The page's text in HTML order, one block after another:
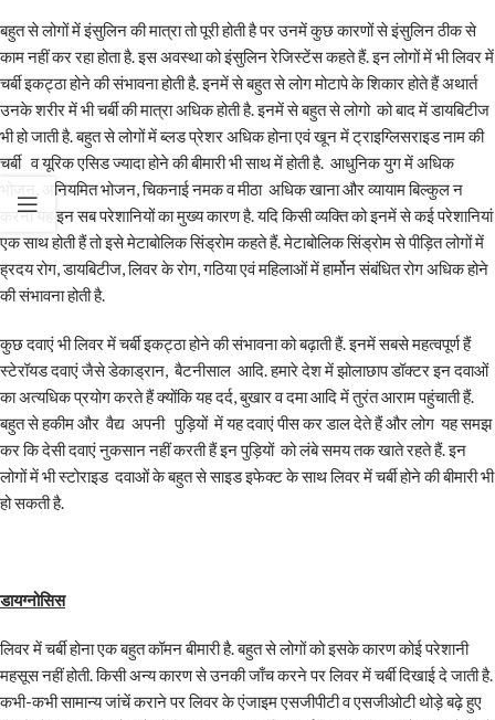
बहुत से लोगों में इंसुलिन की मात्रा तो पूरी होती है पर उनमें कुछ कारणों से इंसुलिन ठीक से
काम नहीं कर रहा होता है. इस अवस्था को इंसुलिन रेजिस्टेंस कहते हैं. इन लोगों में भी लिवर में
चर्बी इकट्ठा होने की संभावना होती है. इनमें से बहुत से लोग मोटापे के शिकार होते हैं अथार्त
उनके शरीर में भी चर्बी की मात्रा अधिक होती है. इनमें से बहुत से लोगो को बाद में डायबिटीज
भी हो जाती है. बहुत से लोगों में ब्लड प्रेशर अधिक होना एवं खून में ट्राइग्लिसराइड नाम की
चर्बी व यूरिक एसिड ज्यादा होने की बीमारी भी साथ में होती है. आधुनिक युग में अधिक
भोजन, अनियमित भोजन, चिकनाई नमक व मीठा अधिक खाना और व्यायाम बिल्कुल न
करना यह इन सब परेशानियों का मुख्य कारण है. यदि किसी व्यक्ति को इनमें से कई परेशानियां
एक साथ होती हैं तो इसे मेटाबोलिक सिंड्रोम कहते हैं. मेटाबोलिक सिंड्रोम से पीड़ित लोगों में
ह्रदय रोग, डायबिटीज, लिवर के रोग, गठिया एवं महिलाओं में हार्मोन संबंधित रोग अधिक होने
की संभावना होती है.
कुछ दवाएं भी लिवर में चर्बी इकट्ठा होने की संभावना को बढ़ाती हैं. इनमें सबसे महत्वपूर्ण हैं
स्टेरॉयड दवाएं जैसे डेकाड्रान, बैटनीसाल आदि. हमारे देश में झोलाछाप डॉक्टर इन दवाओं
का अत्यधिक प्रयोग करते हैं क्योंकि यह दर्द, बुखार व दमा आदि में तुरंत आराम पहुंचाती हैं.
बहुत से हकीम और वैद्य अपनी पुड़ियों में यह दवाएं पीस कर डाल देते हैं और लोग यह समझ
कर कि देसी दवाएं नुकसान नहीं करती हैं इन पुड़ियों को लंबे समय तक खाते रहते हैं. इन
लोगों में भी स्टोराइड दवाओं के बहुत से साइड इफेक्ट के साथ लिवर में चर्बी होने की बीमारी भी
हो सकती है.
डायग्नोसिस
लिवर में चर्बी होना एक बहुत कॉमन बीमारी है. बहुत से लोगों को इसके कारण कोई परेशानी
महसूस नहीं होती. किसी अन्य कारण से उनकी जाँच करने पर लिवर में चर्बी दिखाई दे जाती है.
कभी-कभी सामान्य जांचें कराने पर लिवर के एंजाइम एसजीपीटी व एसजीओटी थोड़े बढ़े हुए